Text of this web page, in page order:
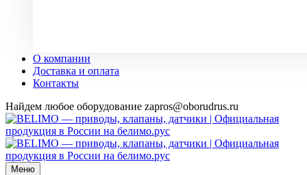
О компании
Доставка и оплата
Контакты
Найдем любое оборудование zapros@oborudrus.ru
Меню